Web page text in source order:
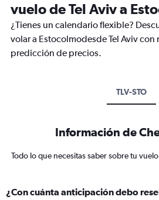
vuelo de Tel Aviv a
¿Tienes un calendario flexible?
volar a Estocolmodesde Tel Aviv
predicción de precios.
TLV-STO
Información de
Todo lo que necesitas saber sobre tu
¿Con cuánta anticipación debo